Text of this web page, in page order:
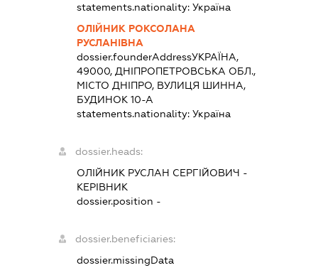
statements.nationality: Україна
ОЛІЙНИК РОКСОЛАНА
РУСЛАНІВНА
dossier.founderAddressУКРАЇНА,
49000, ДНІПРОПЕТРОВСЬКА ОБЛ.,
МІСТО ДНІПРО, ВУЛИЦЯ ШИННА,
БУДИНОК 10-А
statements.nationality: Україна
dossier.heads:
ОЛІЙНИК РУСЛАН СЕРГІЙОВИЧ -
КЕРІВНИК
dossier.position -
dossier.beneficiaries:
dossier.missingData